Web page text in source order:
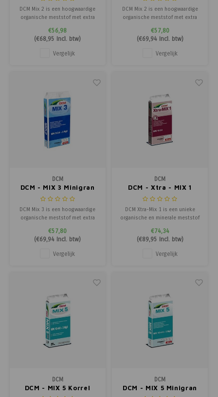
DCM Mix 2 is een hoogwaardige
organische meststof met extra
gewassen met een hoge
kaliumbehoefte. Deze meststof
stimuleert een gezonde groei,
sterke wortelontwikkeling en een
€56,98
(€68,95 Incl. btw)
Vergelijk
DCM Mix 2 is een hoogwaardige
organische meststof met extra
gewassen met een hoge
kaliumbehoefte. Deze meststof
stimuleert een gezonde groei,
sterke wortelontwikkeling en een
€57,80
(€69,94Incl. btw)
Vergelijk
DCM
DCM - MIX 3 Minigran
DCM Mix 3 is een hoogwaardige
organische meststof met extra
voor een sterk groeieffect en
diepgroene bladeren. Ideaal als
basisbemesting voor planten die
nadruk leggen op bladgroei en
€57,80
(€69,94 Incl. btw)
Vergelijk
DCM
DCM - Xtra - MIX 1
Minigran
DCM Xtra-Mix 1 is een unieke
organische en minerale meststof
continu en gelijkmatig voedt.
Dankzij de combinatie van
snelwerkende stikstof,
organische voedingselementen
€74,34
(€89,95 Incl. btw)
Vergelijk
DCM
DCM - MIX 5 Korrel
DCM
DCM - MIX 5 Minigran